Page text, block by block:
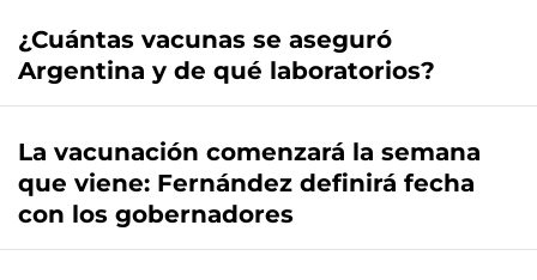
¿Cuántas vacunas se aseguró
Argentina y de qué laboratorios?
La vacunación comenzará la semana
que viene: Fernández definirá fecha
con los gobernadores